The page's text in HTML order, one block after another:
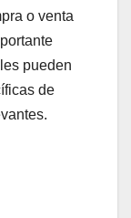
o venta
pueden
de